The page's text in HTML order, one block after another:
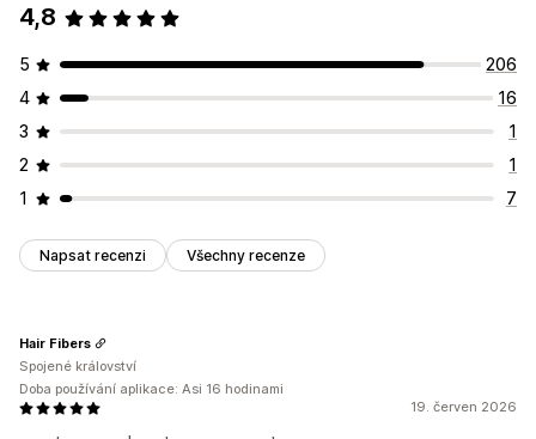
4,8
5
206
4
16
3
1
2
1
1
7
Napsat recenzi Všechny recenze
19. červen 2026
Hair Fibers
Spojené království
Doba používání aplikace: Asi 16 hodinami